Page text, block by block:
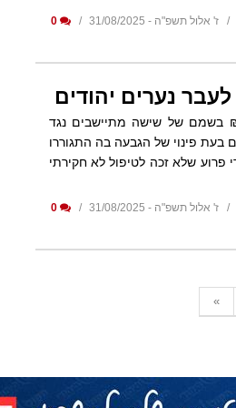
ז' אלול תשפ"ה - 31/08/2025 0
נערים יהודים
חוננו הגיש תביעה בסך 122,000 ₪ בשמם של שישה מתיישבים נגד
בעת פינוי של הגבעה בה התגוררו
פרוע שלא זכה לטיפול לא חקירתי
ז' אלול תשפ"ה - 31/08/2025 0
«